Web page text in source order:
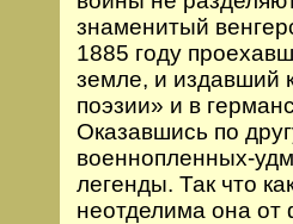
знаменитый
1885 году
земле, и издавший
поэзии» и в
Оказавшись по
военнопленных-
легенды. Так что
неотделима она от